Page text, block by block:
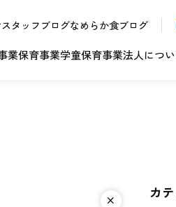
スタッフブログなめらか食ブログ
業
長
保育事業学童保育事業法人につ
カ